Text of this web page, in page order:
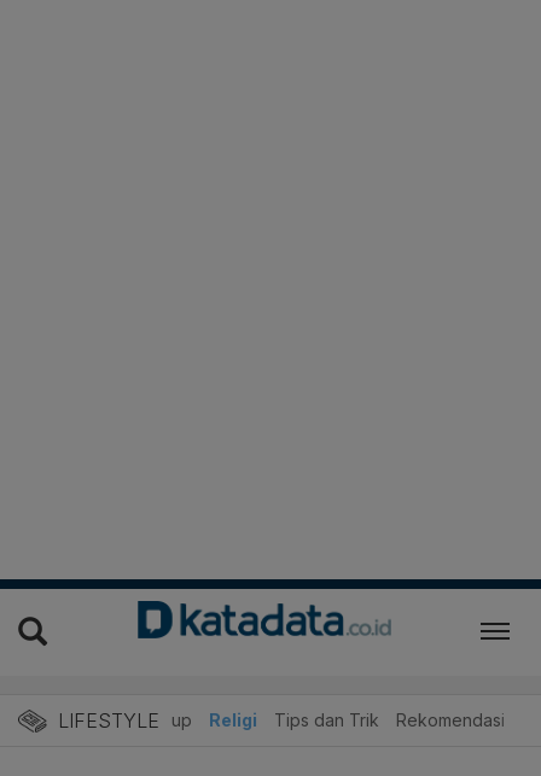
LIFESTYLE
Edukasi Gaya Hidup Religi Tips dan Trik Rekomendasi